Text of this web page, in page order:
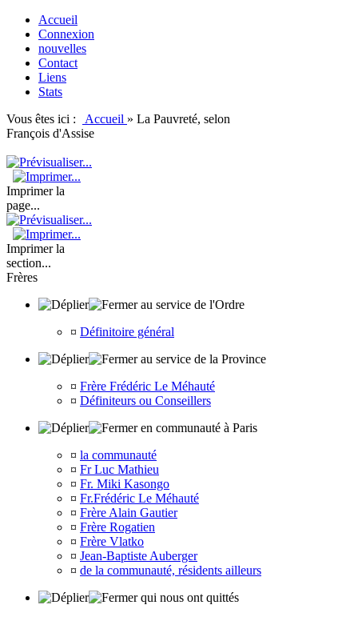
Accueil
Connexion
nouvelles
Contact
Liens
Stats
Vous êtes ici :
Accueil » La Pauvreté, selon
François d'Assise
Imprimer la
page...
Imprimer la
section...
Frères
au service de l'Ordre
¤ Définitoire général
au service de la Province
¤ Frère Frédéric Le Méhauté
¤ Définiteurs ou Conseillers
en communauté à Paris
¤ la communauté
¤ Fr Luc Mathieu
¤ Fr. Miki Kasongo
¤ Fr.Frédéric Le Méhauté
¤ Frère Alain Gautier
¤ Frère Rogatien
¤ Frère Vlatko
¤ Jean-Baptiste Auberger
¤ de la communauté, résidents ailleurs
qui nous ont quittés